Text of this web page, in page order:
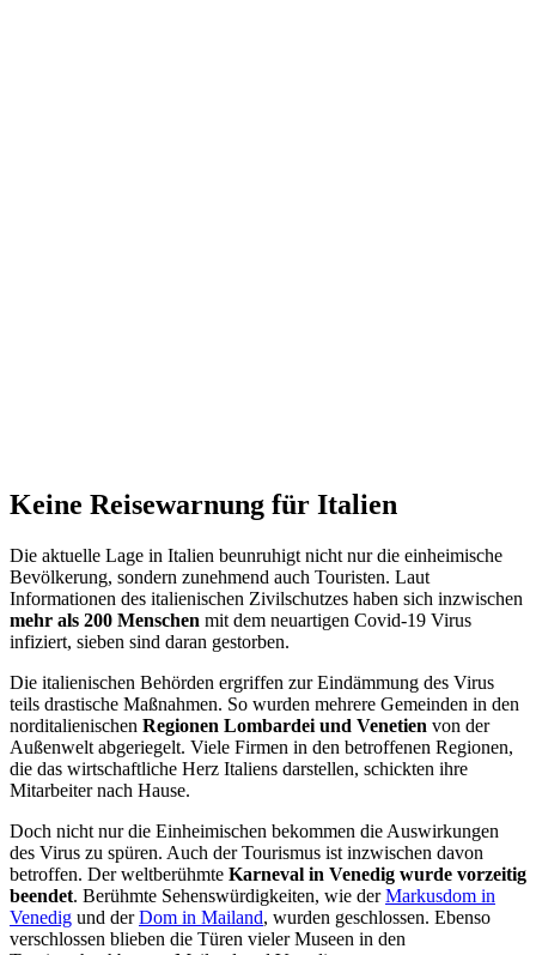
Keine Reisewarnung für Italien
Die aktuelle Lage in Italien beunruhigt nicht nur die einheimische
Bevölkerung, sondern zunehmend auch Touristen. Laut
Informationen des italienischen Zivilschutzes haben sich inzwischen
mehr als 200 Menschen mit dem neuartigen Covid-19 Virus
infiziert, sieben sind daran gestorben.
Die italienischen Behörden ergriffen zur Eindämmung des Virus
teils drastische Maßnahmen. So wurden mehrere Gemeinden in den
norditalienischen Regionen Lombardei und Venetien von der
Außenwelt abgeriegelt. Viele Firmen in den betroffenen Regionen,
die das wirtschaftliche Herz Italiens darstellen, schickten ihre
Mitarbeiter nach Hause.
Doch nicht nur die Einheimischen bekommen die Auswirkungen
des Virus zu spüren. Auch der Tourismus ist inzwischen davon
betroffen. Der weltberühmte Karneval in Venedig wurde vorzeitig
beendet. Berühmte Sehenswürdigkeiten, wie derMarkusdom in
Venedig und derDom in Mailand, wurden geschlossen. Ebenso
verschlossen blieben die Türen vieler Museen in den